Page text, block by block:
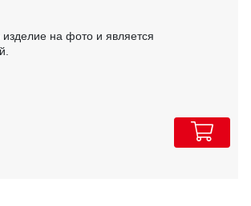
на фото и является